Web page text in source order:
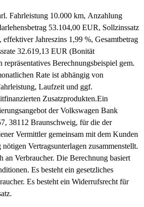
Fahrleistung 10.000 km, Anzahlung
53.104,00 EUR, Sollzinssatz
Jahreszins 1,99 %, Gesamtbetrag
32.619,13 EUR (Bonität
repräsentatives Berechnungsbeispiel gem.
Rate ist abhängig von
Laufzeit und ggf.
Zusatzprodukten.Ein
der Volkswagen Bank
38112 Braunschweig, für die der
Vermittler gemeinsam mit dem Kunden
Vertragsunterlagen zusammenstellt.
an Verbraucher. Die Berechnung basiert
Es besteht ein gesetzliches
Es besteht ein Widerrufsrecht für